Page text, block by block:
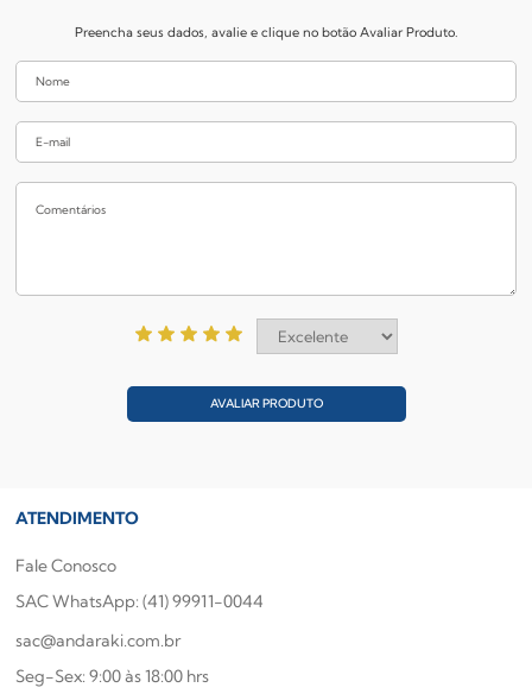
Preencha seus dados, avalie e clique no botão Avaliar Produto.
AVALIAR PRODUTO
ATENDIMENTO
Fale Conosco
SAC WhatsApp: (41) 99911-0044
sac@andaraki.com.br
Seg-Sex: 9:00 às 18:00 hrs